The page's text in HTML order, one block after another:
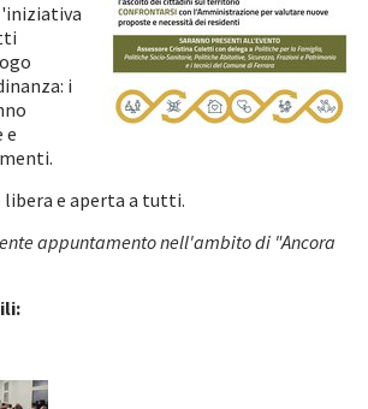
i
e
libera e aperta a tutti.
appuntamento nell'ambito di "Ancora